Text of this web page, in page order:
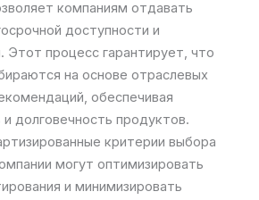
компаниям отдавать
доступности и
Этот процесс гарантирует, что
на основе отраслевых
обеспечивая
долговечность продуктов.
критерии выбора
могут оптимизировать
и минимизировать